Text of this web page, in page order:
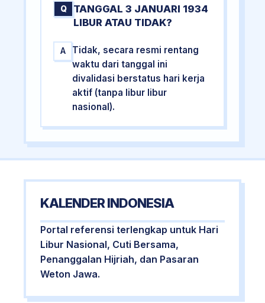
Q
TANGGAL 3 JANUARI 1934
LIBUR ATAU TIDAK?
A
Tidak, secara resmi rentang
waktu dari tanggal ini
divalidasi berstatus hari kerja
aktif (tanpa libur libur
nasional).
KALENDER INDONESIA
Portal referensi terlengkap untuk Hari
Libur Nasional, Cuti Bersama,
Penanggalan Hijriah, dan Pasaran
Weton Jawa.